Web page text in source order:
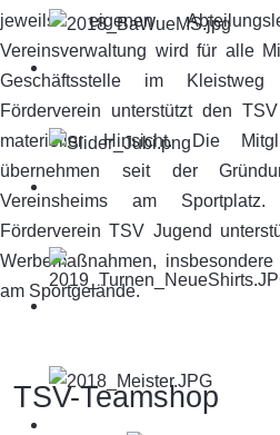
jeweils eigenen
Vereinsverwaltung wird für alle
Geschäftsstelle im
Förderverein unterstützt den
materieller Hinsicht. Die
übernehmen seit der
Vereinsheims am
Förderverein TSV Jugend
Werbemaßnahmen,
am Sportgelände.
TSV-Teamshop